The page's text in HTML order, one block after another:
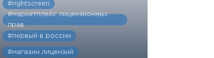
#rightscreen
#маркетплейс лицензионных
прав
#первый в россии
#магазин лицензий